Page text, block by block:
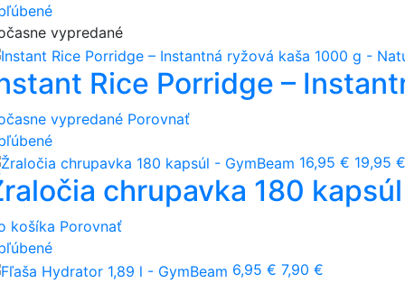
vypredané
Rice Porridge –
vypredané Porovnať
16,95 € 19,95 €
chrupavka 180
košíka Porovnať
6,95 € 7,90 €